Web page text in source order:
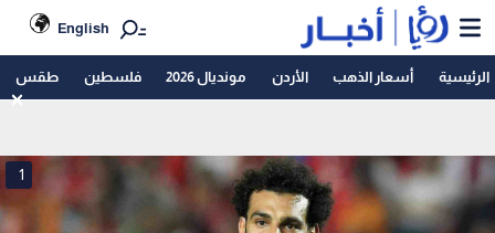
English
الرئيسية أسعار الذهب الأردن مونديال 2026 فلسطين طقس
1